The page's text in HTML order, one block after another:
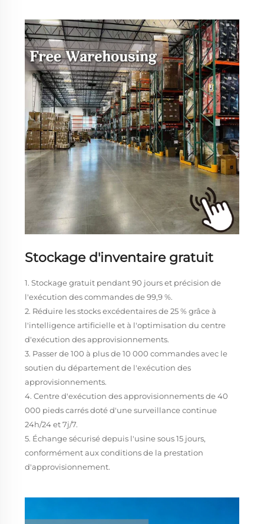
Stockage d'inventaire gratuit
1. Stockage gratuit pendant 90 jours et précision de
l'exécution des commandes de 99,9 %.
2. Réduire les stocks excédentaires de 25 % grâce à
l'intelligence artificielle et à l'optimisation du centre
d'exécution des approvisionnements.
3. Passer de 100 à plus de 10 000 commandes avec le
soutien du département de l'exécution des
approvisionnements.
4. Centre d'exécution des approvisionnements de 40
000 pieds carrés doté d'une surveillance continue
24h/24 et 7j/7.
5. Échange sécurisé depuis l'usine sous 15 jours,
conformément aux conditions de la prestation
d'approvisionnement.